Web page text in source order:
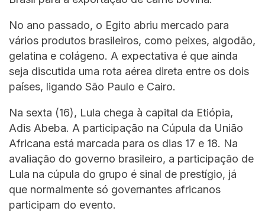
No ano passado, o Egito abriu mercado para
vários produtos brasileiros, como peixes, algodão,
gelatina e colágeno. A expectativa é que ainda
seja discutida uma rota aérea direta entre os dois
países, ligando São Paulo e Cairo.
Na sexta (16), Lula chega à capital da Etiópia,
Adis Abeba. A participação na Cúpula da União
Africana está marcada para os dias 17 e 18. Na
avaliação do governo brasileiro, a participação de
Lula na cúpula do grupo é sinal de prestígio, já
que normalmente só governantes africanos
participam do evento.